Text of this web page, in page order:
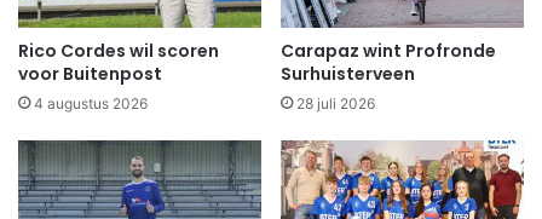
Rico Cordes wil scoren
voor Buitenpost
4 augustus 2026
Carapaz wint Profronde
Surhuisterveen
28 juli 2026